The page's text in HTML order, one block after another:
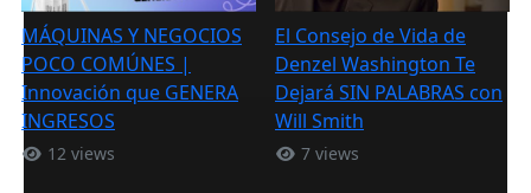
MÁQUINAS Y NEGOCIOS
POCO COMÚNES |
Innovación que GENERA
INGRESOS
12 views
El Consejo de Vida de
Denzel Washington Te
Dejará SIN PALABRAS con
Will Smith
7 views